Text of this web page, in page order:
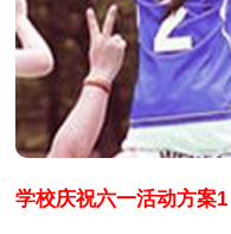
学校庆祝六一活动方案1